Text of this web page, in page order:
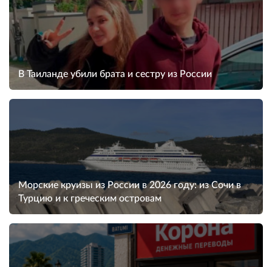
В Таиланде убили брата и сестру из России
Морские круизы из России в 2026 году: из Сочи в
Турцию и к греческим островам